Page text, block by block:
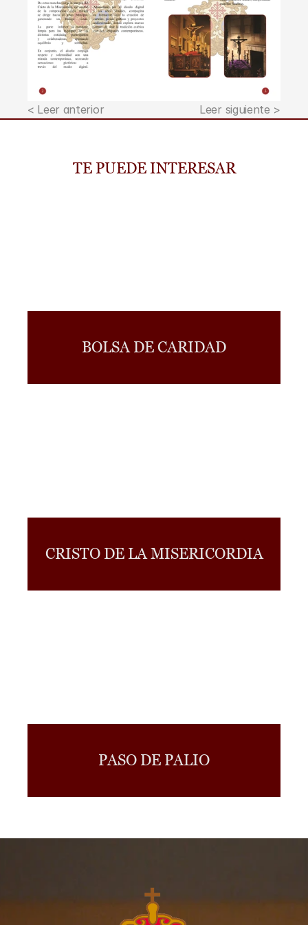
< Leer anterior Leer siguiente >
TE PUEDE INTERESAR
BOLSA DE CARIDAD
CRISTO DE LA MISERICORDIA
PASO DE PALIO